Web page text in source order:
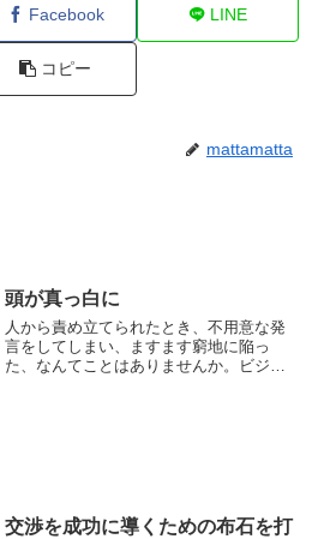
Facebook LINE
コピー
mattamatta
頭が真っ白に
人から責め立てられたとき、不用意な発
言をしてしまい、ますます窮地に陥っ
た、なんてことはありませんか。ビジネ
交渉を成功に導くための布石を打